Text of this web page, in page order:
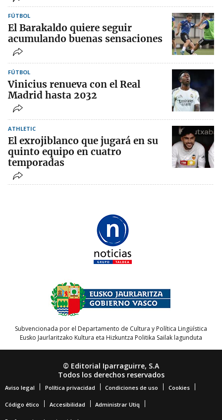
FÚTBOL
El Barakaldo quiere seguir
acumulando buenas sensaciones
FÚTBOL
Vinicius renueva con el Real
Madrid hasta 2032
ATHLETIC
El exrojiblanco que jugará en su
quinto equipo en cuatro
temporadas
Subvencionada por el Departamento de Cultura y Política Lingüística
Eusko Jaurlaritzako Kultura eta Hizkuntza Politika Sailak lagunduta
© Editorial Iparraguirre, S.A
Todos los derechos reservados
Aviso legal Política privacidad Condiciones de uso Cookies
Código ético Accesibilidad Administrar Utiq